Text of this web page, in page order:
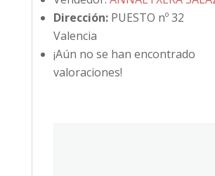
Dirección: PUESTO nº 32
Valencia
¡Aún no se han encontrado
valoraciones!